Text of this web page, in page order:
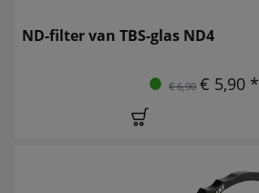
ND-filter van TBS-glas ND4
€ 6,90 € 5,90 *